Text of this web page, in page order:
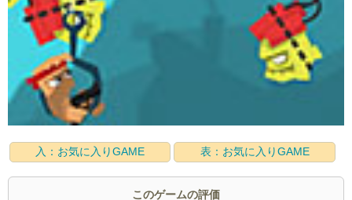
入：お気に入りGAME 表：お気に入りGAME
このゲームの評価